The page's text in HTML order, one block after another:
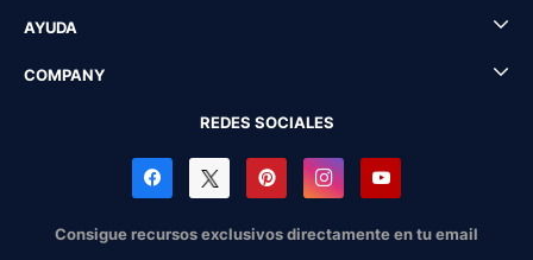
AYUDA
COMPANY
REDES SOCIALES
Consigue recursos exclusivos directamente en tu email